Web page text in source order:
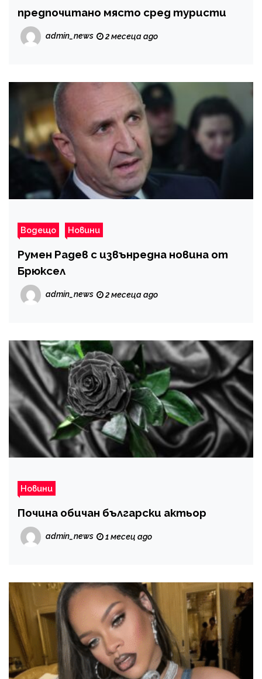
предпочитано място сред туристи
admin_news 2 месеца ago
Водещо Новини
Румен Радев с извънредна новина от
Брюксел
admin_news 2 месеца ago
Новини
Почина обичан български актьор
admin_news 1 месец ago